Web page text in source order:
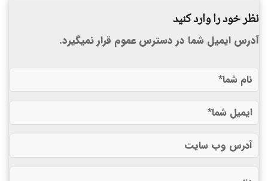
نظر خود را وارد کنید
آدرس ایمیل شما در دسترس عموم قرار نمیگیرد.